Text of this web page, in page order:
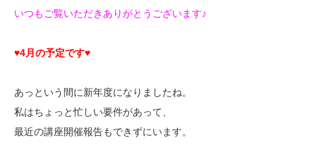
いつもご覧いただきありがとうございます♪
♥4月の予定です♥
あっという間に新年度になりましたね。
私はちょっと忙しい要件があって、
最近の講座開催報告もできずにいます。